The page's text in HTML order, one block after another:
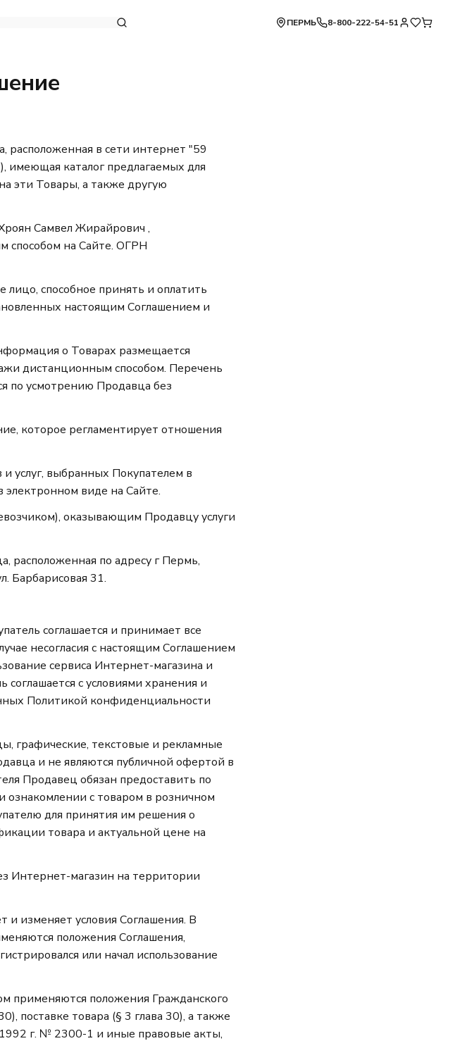
ПЕРМЬ 8-800-222-54-51
расположенная в сети интернет "59
имеющая каталог предлагаемых для
эти Товары, а также другую
Самвел Жирайрович ,
способом на Сайте. ОГРН
способное принять и оплатить
настоящим Соглашением и
о Товарах размещается
дистанционным способом. Перечень
по усмотрению Продавца без
которое регламентирует отношения
услуг, выбранных Покупателем в
виде на Сайте.
оказывающим Продавцу услуги
расположенная по адресу г Пермь,
Барбарисовая 31.
соглашается и принимает все
несогласия с настоящим Соглашением
сервиса Интернет-магазина и
соглашается с условиями хранения и
Политикой конфиденциальности
графические, текстовые и рекламные
и не являются публичной офертой в
Продавец обязан предоставить по
ознакомлении с товаром в розничном
для принятия им решения о
товара и актуальной цене на
Интернет-магазин на территории
изменяет условия Соглашения. В
положения Соглашения,
или начал использование
применяются положения Гражданского
поставке товара (§ 3 глава 30), а также
г. № 2300-1 и иные правовые акты,